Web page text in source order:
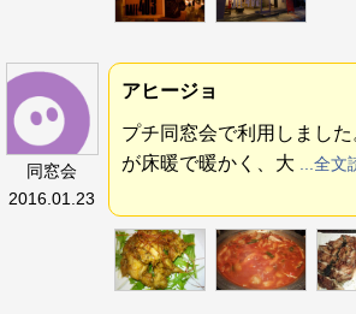
同窓会
2016.01.23
アヒージョ
プチ同窓会で利用しまし
が床暖で暖かく、大
...全文